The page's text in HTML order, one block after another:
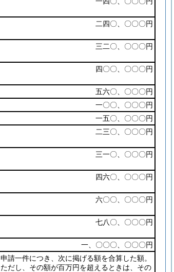
二四〇、〇〇〇円
三二〇、〇〇〇円
四〇〇、〇〇〇円
五六〇、〇〇〇円
一〇〇、〇〇〇円
一五〇、〇〇〇円
二三〇、〇〇〇円
三一〇、〇〇〇円
四六〇、〇〇〇円
六〇〇、〇〇〇円
七八〇、〇〇〇円
一、〇〇〇、〇〇〇円
申請一件につき、次に掲げる額を合算した額。
ただし、その額が百万円を超えるときは、その